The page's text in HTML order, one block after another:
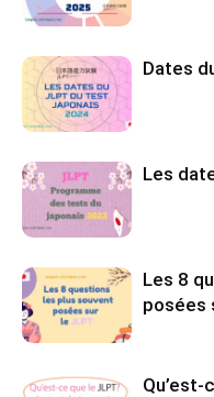
Dates
Les
Les 8
posées
Qu’est-